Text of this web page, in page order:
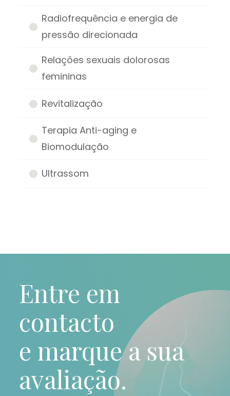
Radiofrequência e energia de
pressão direcionada
Relações sexuais dolorosas
femininas
Revitalização
Terapia Anti-aging e
Biomodulação
Ultrassom
Entre em
contacto
e marque a sua
avaliação.